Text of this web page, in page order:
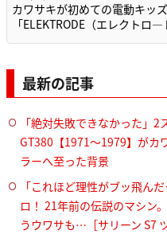
カワサキが初めての電動キッ
「ELEKTRODE（エレクトロ
最新の記事
「絶対失敗できなかった」
GT380【1971～1979】がカ
ラーへ至った背景
「これほど理性がブッ飛ん
ロ！ 21年前の伝説のマシン
うウワサも…［サリーン S7